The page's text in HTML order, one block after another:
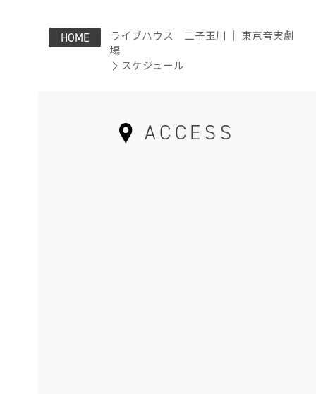
HOME
ライブハウス 二子玉川 ｜ 東京音実劇
場
スケジュール
ACCESS